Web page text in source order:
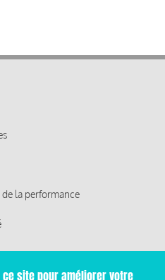
la performance
site pour améliorer votre